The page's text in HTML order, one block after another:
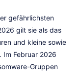
gefährlichsten
gilt sie als das
und kleine sowie
Im Februar 2026
Gruppen